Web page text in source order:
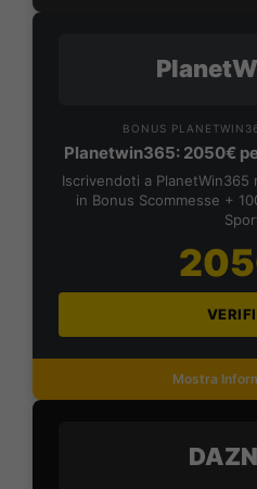
BONUS
Planetwin365: 2050€
Iscrivendoti a PlanetWin365
in Bonus Scommesse +
Mostra